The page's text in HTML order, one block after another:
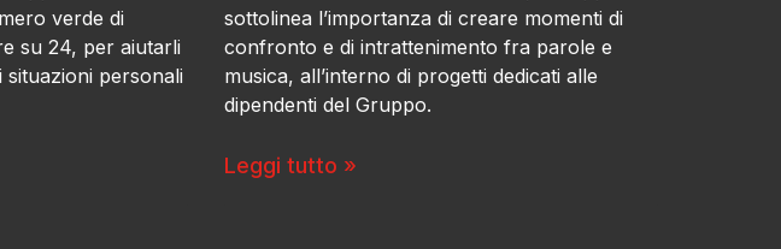
verde di
su 24, per aiutarli
personali
sottolinea l’importanza di creare momenti di
confronto e di intrattenimento fra parole e
musica, all’interno di progetti dedicati alle
dipendenti del Gruppo.
Leggi tutto »